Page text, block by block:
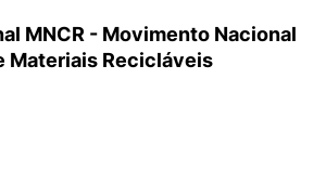
MNCR - Movimento Nacional
Materiais Recicláveis